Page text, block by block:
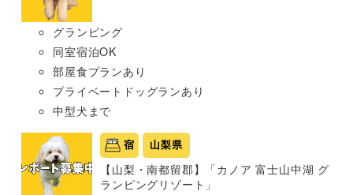
グランピング
同室宿泊OK
部屋食プランあり
プライベートドッグランあり
中型犬まで
宿 山梨県
【山梨・南都留郡】「カノア 富士山中湖 グ
ランピングリゾート」